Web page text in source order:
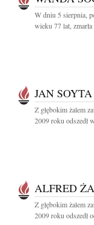
W dniu 5 sierpnia,
wieku 77 lat,
JAN SOYTA
Z głębokim żalem
2009 roku odszedł
ALFRED
Z głębokim żalem
2009 roku odszedł